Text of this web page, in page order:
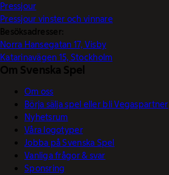
Pressjour
Pressjour vinster och vinnare
Besöksadresser:
Norra Hansegatan 17, Visby
Katarinavägen 15, Stockholm
Om Svenska Spel
Om oss
Börja sälja spel eller bli Vegaspartner
Nyhetsrum
Våra logotyper
Jobba på Svenska Spel
Vanliga frågor & svar
Sponsring